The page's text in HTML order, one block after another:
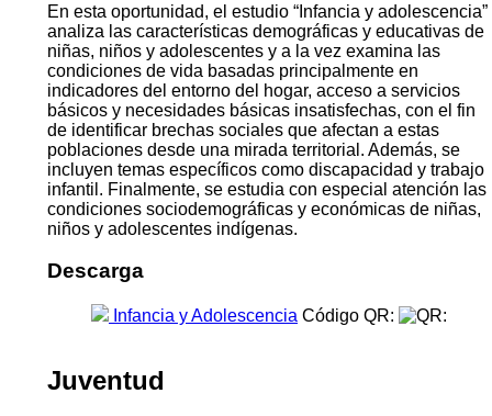
En esta oportunidad, el estudio “Infancia y adolescencia”
analiza las características demográficas y educativas de
niñas, niños y adolescentes y a la vez examina las
condiciones de vida basadas principalmente en
indicadores del entorno del hogar, acceso a servicios
básicos y necesidades básicas insatisfechas, con el fin
de identificar brechas sociales que afectan a estas
poblaciones desde una mirada territorial. Además, se
incluyen temas específicos como discapacidad y trabajo
infantil. Finalmente, se estudia con especial atención las
condiciones sociodemográficas y económicas de niñas,
niños y adolescentes indígenas.
Descarga
Infancia y Adolescencia Código QR:
Juventud